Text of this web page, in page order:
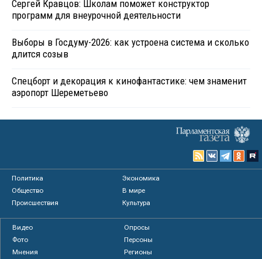
Сергей Кравцов: Школам поможет конструктор
программ для внеурочной деятельности
Выборы в Госдуму-2026: как устроена система и сколько
длится созыв
Спецборт и декорация к кинофантастике: чем знаменит
аэропорт Шереметьево
Политика
Экономика
Общество
В мире
Происшествия
Культура
Видео
Опросы
Фото
Персоны
Мнения
Регионы